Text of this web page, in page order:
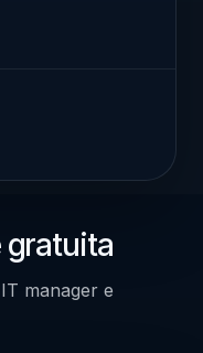
gratuita
manager e